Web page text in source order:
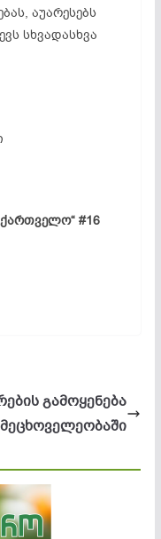
აუარესებს
სხვადასხვა
#16
გამოყენება
მეცხოველეობაში